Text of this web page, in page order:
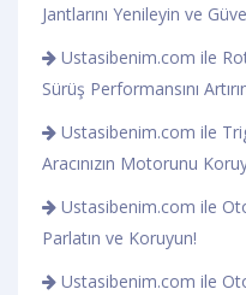
Jantlarını Yenileyin ve
Ustasibenim.com ile
Sürüş Performansını
Ustasibenim.com ile
Aracınızın Motorunu
Ustasibenim.com ile
Parlatın ve Koruyun!
Ustasibenim.com ile